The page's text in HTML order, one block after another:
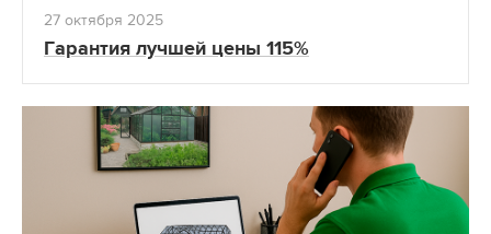
27 октября 2025
Гарантия лучшей цены 115%